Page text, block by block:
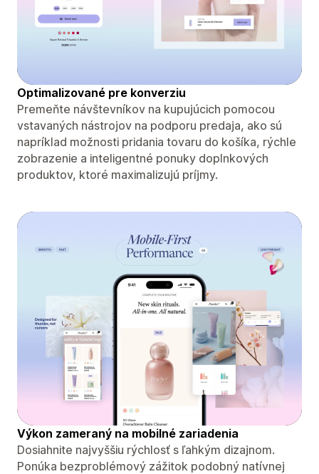
Optimalizované pre konverziu
Premeňte návštevníkov na kupujúcich pomocou
vstavaných nástrojov na podporu predaja, ako sú
napríklad možnosti pridania tovaru do košíka, rýchle
zobrazenie a inteligentné ponuky doplnkových
produktov, ktoré maximalizujú príjmy.
Výkon zameraný na mobilné zariadenia
Dosiahnite najvyššiu rýchlosť s ľahkým dizajnom.
Ponúka bezproblémový zážitok podobný natívnej